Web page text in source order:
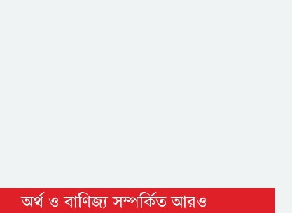
অর্থ ও বাণিজ্য সম্পর্কিত আরও